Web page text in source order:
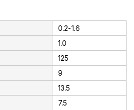
0.2-1.6
1.0
125
9
13.5
7.5